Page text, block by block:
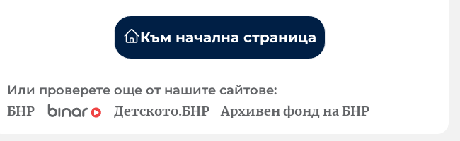
Към начална страница
Или проверете още от нашите сайтове:
БНР Детското.БНР Архивен фонд на БНР